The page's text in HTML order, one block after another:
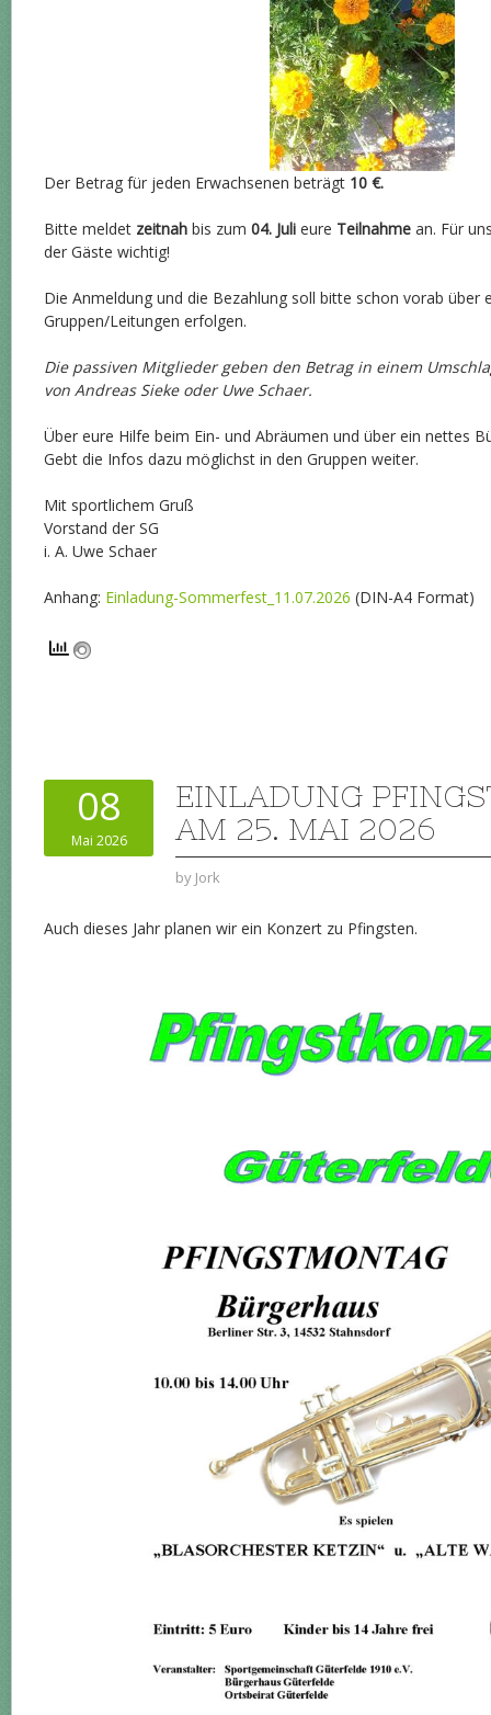
Der Betrag für jeden Erwachsenen beträgt 10 €.
Bitte meldet zeitnah bis zum 04. Juli eure Teilnahme an. Für
der Gäste wichtig!
Die Anmeldung und die Bezahlung soll bitte schon vorab über
Gruppen/Leitungen erfolgen.
Die passiven Mitglieder geben den Betrag in einem
von Andreas Sieke oder Uwe Schaer.
Über eure Hilfe beim Ein- und Abräumen und über ein nettes
Gebt die Infos dazu möglichst in den Gruppen weiter.
Mit sportlichem Gruß
Vorstand der SG
i. A. Uwe Schaer
Anhang: Einladung-Sommerfest_11.07.2026 (DIN-A4 Format)
08
Mai 2026
EINLADUNG
AM 25. MAI 2026
by Jork
Auch dieses Jahr planen wir ein Konzert zu Pfingsten.